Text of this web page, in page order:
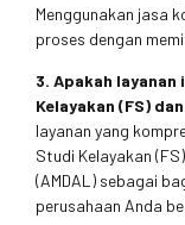
Menggunakan jasa
proses dengan
3. Apakah
Kelayakan (FS) dan
layanan yang
Studi Kelayakan
(AMDAL) sebagai
perusahaan Anda